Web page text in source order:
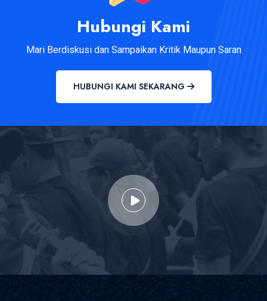
Hubungi Kami
Mari Berdiskusi dan Sampaikan Kritik Maupun Saran
HUBUNGI KAMI SEKARANG